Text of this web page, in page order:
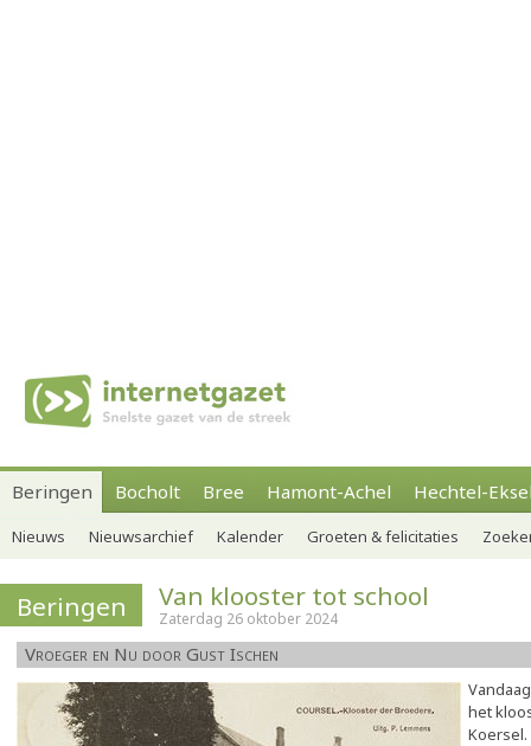
Beringen Bocholt Bree Hamont-Achel Hechtel-
Nieuws Nieuwsarchief Kalender Groeten & felicitaties
Beringen Van klooster tot school
Zaterdag 26 oktober 2024
Vroeger en Nu door Gust Ischen
het
Koersel.